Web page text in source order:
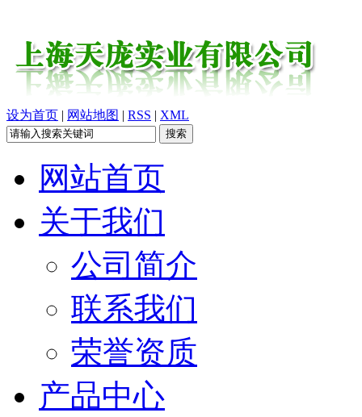
设为首页 | 网站地图 | RSS | XML
网站首页
关于我们
公司简介
联系我们
荣誉资质
产品中心